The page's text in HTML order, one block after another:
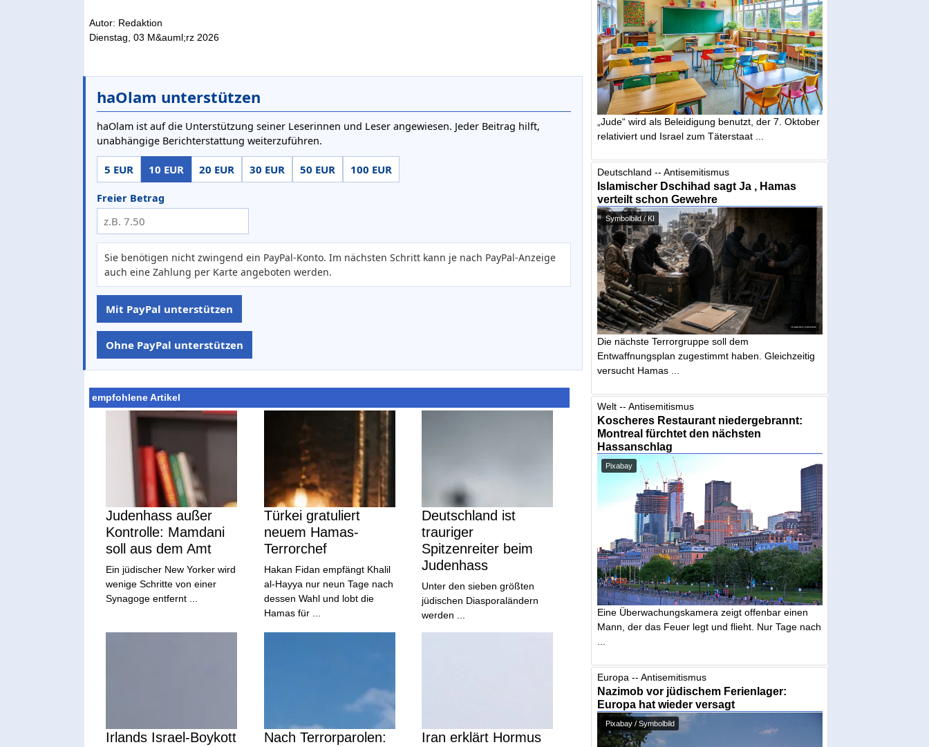
Autor: Redaktion
Dienstag, 03 M&auml;rz 2026
haOlam unterstützen
haOlam ist auf die Unterstützung seiner Leserinnen und Leser angewiesen. Jeder Beitrag hilft,
unabhängige Berichterstattung weiterzuführen.
5 EUR 10 EUR 20 EUR 30 EUR 50 EUR 100 EUR
Freier Betrag
Sie benötigen nicht zwingend ein PayPal-Konto. Im nächsten Schritt kann je nach PayPal-Anzeige
auch eine Zahlung per Karte angeboten werden.
Mit PayPal unterstützen
Ohne PayPal unterstützen
empfohlene Artikel
Judenhass außer
Kontrolle: Mamdani
soll aus dem Amt
Ein jüdischer New Yorker wird
wenige Schritte von einer
Synagoge entfernt ...
Türkei gratuliert
neuem Hamas-
Terrorchef
Hakan Fidan empfängt Khalil
al-Hayya nur neun Tage nach
dessen Wahl und lobt die
Hamas für ...
Deutschland ist
trauriger
Spitzenreiter beim
Judenhass
Unter den sieben größten
jüdischen Diasporaländern
werden ...
Irlands Israel-Boykott
Nach Terrorparolen:
Iran erklärt Hormus
„Jude“ wird als Beleidigung benutzt, der 7. Oktober
relativiert und Israel zum Täterstaat ...
Deutschland -- Antisemitismus
Islamischer Dschihad sagt Ja , Hamas
verteilt schon Gewehre
Symbolbild / KI
Die nächste Terrorgruppe soll dem
Entwaffnungsplan zugestimmt haben. Gleichzeitig
versucht Hamas ...
Welt -- Antisemitismus
Koscheres Restaurant niedergebrannt:
Montreal fürchtet den nächsten
Hassanschlag
Pixabay
Eine Überwachungskamera zeigt offenbar einen
Mann, der das Feuer legt und flieht. Nur Tage nach
Europa -- Antisemitismus
Nazimob vor jüdischem Ferienlager:
Europa hat wieder versagt
Pixabay / Symbolbild